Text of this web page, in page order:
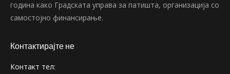
година како Градската управа за патишта, организација со
самостојно финансирање.
Контактирајте не
Контакт тел: